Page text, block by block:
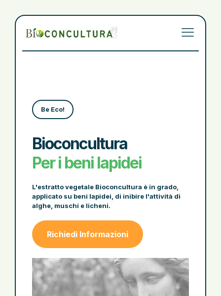
Be Eco!
Bioconcultura
Per i beni lapidei
L'estratto vegetale Bioconcultura è in grado,
applicato su beni lapidei, di inibire l'attività di
alghe, muschi e licheni.
Richiedi Informazioni